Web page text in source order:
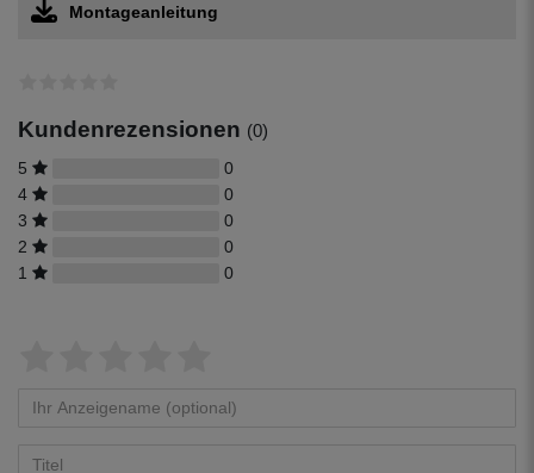
Montageanleitung
Kundenrezensionen (0)
5
0
4
0
3
0
2
0
1
0